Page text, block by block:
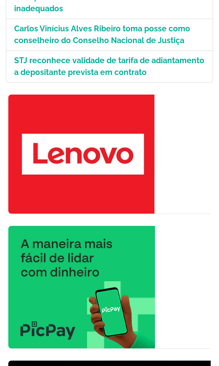
inadequados
Carlos Vinícius Alves Ribeiro toma posse como
conselheiro do Conselho Nacional de Justiça
STJ reconhece validade de tarifa de adiantamento
a depositante prevista em contrato